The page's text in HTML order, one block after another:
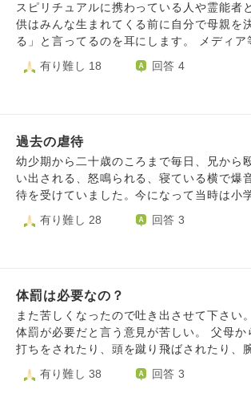
スピリチュアルに携わっている人や霊能者
供はみんな生まれてくる前に自分で母親を
る」と言ってるのを耳にします。 メディア
演されてるとあるお坊さんまでもが、「子
前にお母さんを自分で選んで生まれてくる
前に母親を自分で決めて生まれてくるとい
しょうか？ 子が母親を選んで生まれてくる
のお経とかにも書かれてることなのでしょ
話が本当であれば、何故虐待する親のもと
め自分たちでそういう親をわざわざ選んで
有り難し 18 回答 4
過去の虐待
幼少期から二十歳のころまで毎日、兄から
い出される、怒鳴られる、寝ている横で爆
待を受けていました。今になって当時は小
らホームレスになっでも家をでなかったの
ああまでも毎日後悔しています。当時、親
がわからない存在なのではと疑っていまし
生・中学生の頃のうちにホームレスになっ
ったことを後悔して仕事が手につかず休ん
今からでも家を出れば良いのですが、私は
無く、仮にあったとしても障害者雇用の安
有り難し 28 回答 3
体罰は必要なの？
また苦しくなったので吐き出させて下さい。 子供のころ
体罰が必要だと言う意見が苦しい。 父母か
打ちをされたり、頭を蹴り飛ばされたり、
られたりしました。 良いことをすると睨ま
当に悪い子ね、おまえは本当にダメだと言われ
有り難し 38 回答 3